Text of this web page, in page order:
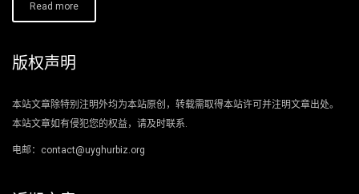
Read more
版权声明
本站文章除特别注明外均为本站原创，转载需取得本站许可并注明文章出处。
本站文章如有侵犯您的权益，请及时联系.
电邮：contact@uyghurbiz.org